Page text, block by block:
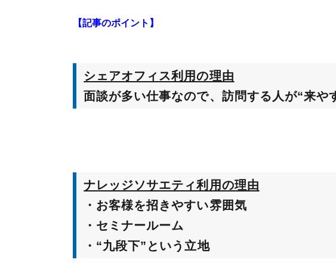
【記事のポイント】
シェアオフィス利用の理由
面談が多い仕事なので、訪問する人が“来や
ナレッジソサエティ利用の理由
・お客様を招きやすい雰囲気
・セミナールーム
・“九段下”という立地